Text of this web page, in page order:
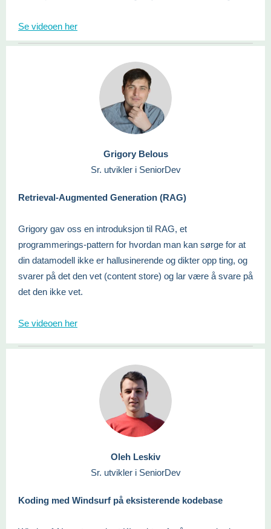
Se videoen her
Grigory Belous
Sr. utvikler i SeniorDev
Retrieval-Augmented Generation (RAG)
Grigory gav oss en introduksjon til RAG, et
programmerings-pattern for hvordan man kan sørge for at
din datamodell ikke er hallusinerende og dikter opp ting, og
svarer på det den vet (content store) og lar være å svare på
det den ikke vet.
Se videoen her
Oleh Leskiv
Sr. utvikler i SeniorDev
Koding med Windsurf på eksisterende kodebase